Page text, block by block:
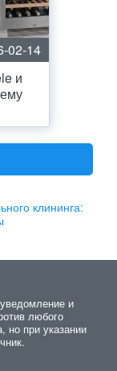
02-14
и
клининга:
и
любого
но при указании